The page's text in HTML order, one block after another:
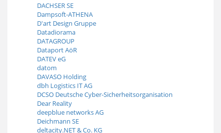
DACHSER SE
Dampsoft-ATHENA
D'art Design Gruppe
Datadiorama
DATAGROUP
Dataport AöR
DATEV eG
datom
DAVASO Holding
dbh Logistics IT AG
DCSO Deutsche Cyber-Sicherheitsorganisation
Dear Reality
deepblue networks AG
Deichmann SE
deltacity.NET & Co. KG